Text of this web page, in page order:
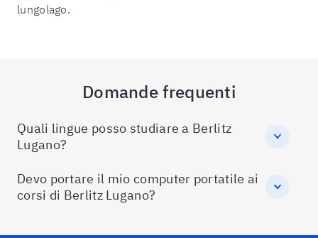
lungolago.
Domande frequenti
Quali lingue posso studiare a Berlitz
Lugano?
Devo portare il mio computer portatile ai
corsi di Berlitz Lugano?